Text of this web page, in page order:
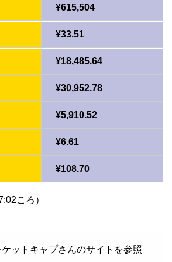
¥615,504
¥33.51
¥18,485.64
¥30,952.78
¥5,910.52
¥6.61
¥108.70
ころ）
ットキャプさんのサイトを参照